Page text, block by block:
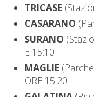
TRICASE
CASARANO
SURANO
E 15:10
MAGLIE
ORE 15:20